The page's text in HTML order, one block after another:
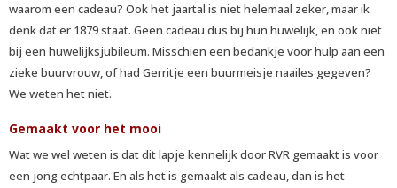
waarom een cadeau? Ook het jaartal is niet helemaal zeker, maar ik
denk dat er 1879 staat. Geen cadeau dus bij hun huwelijk, en ook niet
bij een huwelijksjubileum. Misschien een bedankje voor hulp aan een
zieke buurvrouw, of had Gerritje een buurmeisje naailes gegeven?
We weten het niet.
Gemaakt voor het mooi
Wat we wel weten is dat dit lapje kennelijk door RVR gemaakt is voor
een jong echtpaar. En als het is gemaakt als cadeau, dan is het